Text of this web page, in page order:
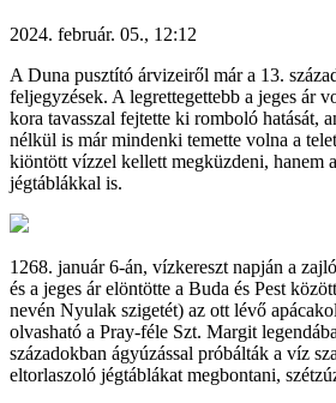
2024. február. 05., 12:12
A Duna pusztító árvizeiről már a 13.
feljegyzések. A legrettegettebb a jeges ár
kora tavasszal fejtette ki romboló hatását,
nélkül is már mindenki temette volna a
kiöntött vízzel kellett megküzdeni, hanem
jégtáblákkal is.
1268. január 6-án, vízkereszt napján a
és a jeges ár elöntötte a Buda és Pest
nevén Nyulak szigetét) az ott lévő
olvasható a Pray-féle Szt. Margit
századokban ágyúzással próbálták a víz
eltorlaszoló jégtáblákat megbontani,